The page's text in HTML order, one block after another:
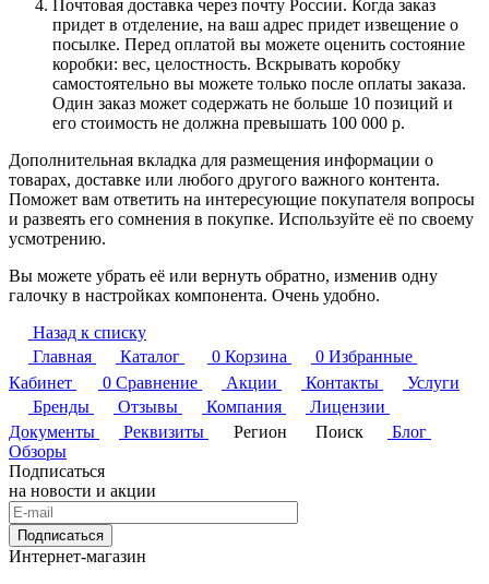
Почтовая доставка через почту России. Когда заказ
придет в отделение, на ваш адрес придет извещение о
посылке. Перед оплатой вы можете оценить состояние
коробки: вес, целостность. Вскрывать коробку
самостоятельно вы можете только после оплаты заказа.
Один заказ может содержать не больше 10 позиций и
его стоимость не должна превышать 100 000 р.
Дополнительная вкладка для размещения информации о
товарах, доставке или любого другого важного контента.
Поможет вам ответить на интересующие покупателя вопросы
и развеять его сомнения в покупке. Используйте её по своему
усмотрению.
Вы можете убрать её или вернуть обратно, изменив одну
галочку в настройках компонента. Очень удобно.
Назад к списку
Главная
Каталог 0 Корзина 0 Избранные
Кабинет
0 Сравнение Акции Контакты
Услуги
Бренды
Отзывы Компания
Лицензии
Документы
Реквизиты Регион Поиск
Блог
Обзоры
Подписаться
на новости и акции
Подписаться
Интернет-магазин